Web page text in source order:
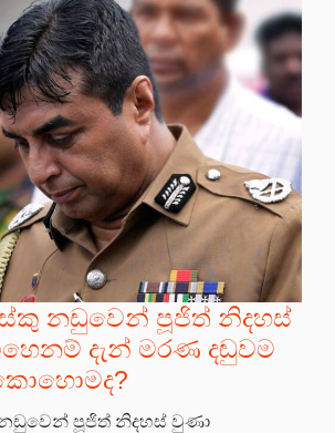
නඩුවෙන් පූජිත් නිදහස්
දැන් මරණ දඬුවම
නඩුවෙන් පූජිත් නිදහස් වුණා